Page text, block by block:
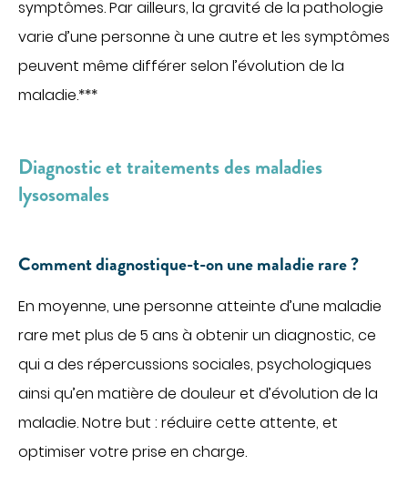
symptômes. Par ailleurs, la gravité de la pathologie
varie d’une personne à une autre et les symptômes
peuvent même différer selon l’évolution de la
maladie.***
Diagnostic et traitements des maladies
lysosomales
Comment diagnostique-t-on une maladie rare ?
En moyenne, une personne atteinte d’une maladie
rare met plus de 5 ans à obtenir un diagnostic, ce
qui a des répercussions sociales, psychologiques
ainsi qu’en matière de douleur et d’évolution de la
maladie. Notre but : réduire cette attente, et
optimiser votre prise en charge.